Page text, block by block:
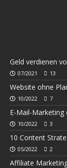
Geld verdienen
07/2021 13
Website ohne
10/2022 7
E-Mail-Marketing
10/2022 3
10 Content
05/2022 2
Affiliate